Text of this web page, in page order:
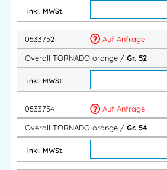
5 cm Saumzugabe zum
Material:65% Polyester, 35%
Tornado Berufsbekleidung
Robuste Berufsbekleidung oder
Robuste Berufskleidung oder auch
Artikelnummer:05337 Kategorie:
inkl. MWSt.
0533752
Auf Anfrage
Overall TORNADO orange / Gr. 52
inkl. MWSt.
0533754
Auf Anfrage
Overall TORNADO orange / Gr. 54
inkl. MWSt.